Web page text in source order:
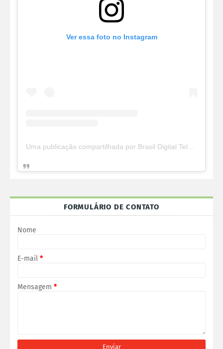
Ver essa foto no Instagram
FORMULÁRIO DE CONTATO
Nome
E-mail *
Mensagem *